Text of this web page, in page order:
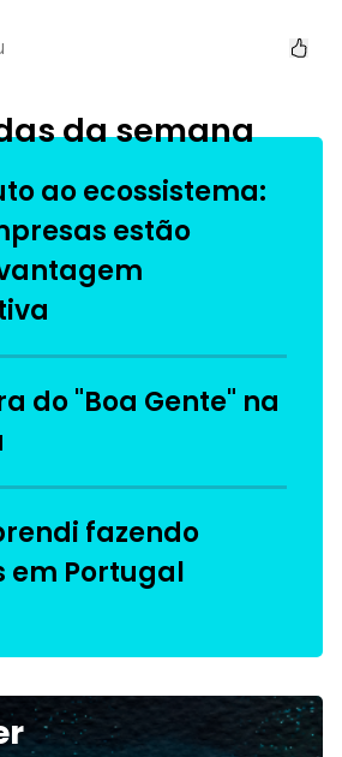
da semana
ao ecossistema:
estão
do "Boa Gente" na
fazendo
em Portugal